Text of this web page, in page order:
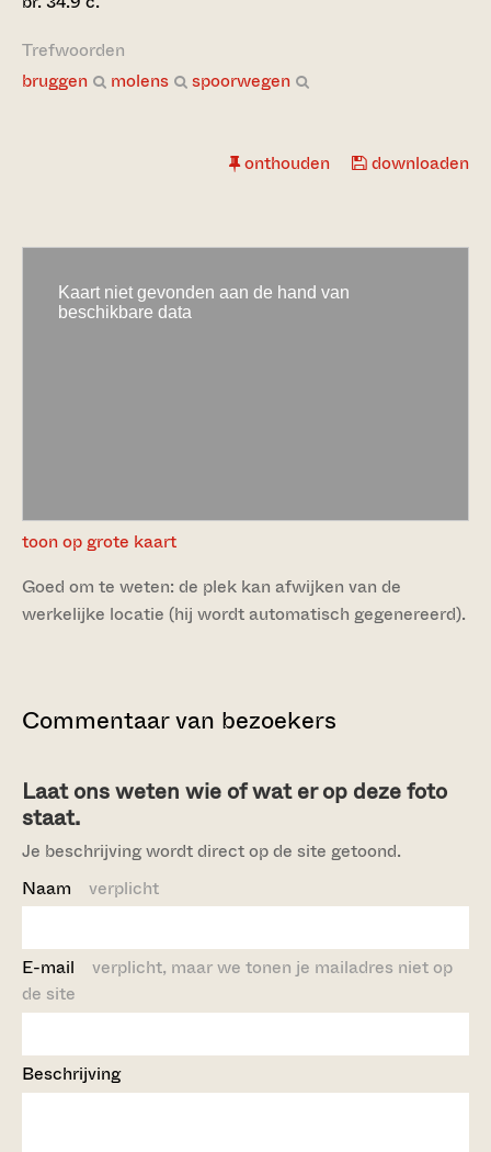
Trefwoorden
bruggen
molens spoorwegen
onthouden downloaden
toon op grote kaart
Goed om te weten: de plek kan afwijken van de
werkelijke locatie (hij wordt automatisch gegenereerd).
Commentaar van bezoekers
Laat ons weten wie of wat er op deze foto
staat.
Je beschrijving wordt direct op de site getoond.
Naam verplicht
E-mail verplicht, maar we tonen je mailadres niet op
de site
Beschrijving